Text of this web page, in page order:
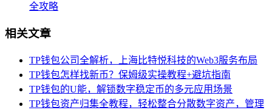
全攻略
相关文章
TP钱包公司全解析，上海比特悦科技的Web3服务布局
TP钱包怎样找新币？保姆级实操教程+避坑指南
TP钱包的U能，解锁数字稳定币的多元应用场景
TP钱包资产归集全教程，轻松整合分散数字资产，管理